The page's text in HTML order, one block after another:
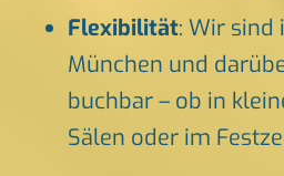
Flexibilität: Wir sind
München und
buchbar – ob in
Sälen oder im